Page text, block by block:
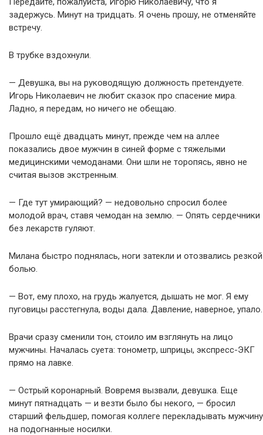
задержусь. Минут на тридцать. Я очень прошу, не отменяйте
встречу.
В трубке вздохнули.
— Девушка, вы на руководящую должность претендуете.
Игорь Николаевич не любит сказок про спасение мира.
Ладно, я передам, но ничего не обещаю.
Прошло ещё двадцать минут, прежде чем на аллее
показались двое мужчин в синей форме с тяжелыми
медицинскими чемоданами. Они шли не торопясь, явно не
считая вызов экстренным.
— Где тут умирающий? — недовольно спросил более
молодой врач, ставя чемодан на землю. — Опять сердечники
без лекарств гуляют.
Милана быстро поднялась, ноги затекли и отозвались резкой
болью.
— Вот, ему плохо, на грудь жалуется, дышать не мог. Я ему
пуговицы расстегнула, воды дала. Давление, наверное, упало.
Врачи сразу сменили тон, стоило им взглянуть на лицо
мужчины. Началась суета: тонометр, шприцы, экспресс-ЭКГ
прямо на лавке.
— Острый коронарный. Вовремя вызвали, девушка. Еще
минут пятнадцать — и везти было бы некого, — бросил
старший фельдшер, помогая коллеге перекладывать мужчину
на подогнанные носилки.